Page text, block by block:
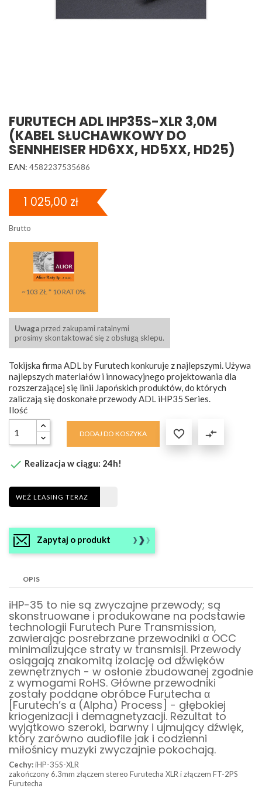
FURUTECH ADL IHP35S-XLR 3,0M
(KABEL SŁUCHAWKOWY DO
SENNHEISER HD6XX, HD5XX, HD25)
EAN: 4582237535686
1 025,00 zł
Brutto
~103 ZŁ * 10 RAT 0%
Uwaga przed zakupami ratalnymi
prosimy skontaktować się z obsługą sklepu.
Tokijska firma ADL by Furutech konkuruje z najlepszymi. Używa
najlepszych materiałów i innowacyjnego projektowania dla
rozszerzającej się linii Japońskich produktów, do których
zaliczają się doskonałe przewody ADL iHP35 Series.
Ilość
DODAJ DO KOSZYKA  compare_arrows
 Realizacja w ciągu: 24h!
WEŹ LEASING TERAZ
Zapytaj o produkt
OPIS
iHP-35 to nie są zwyczajne przewody; są
skonstruowane i produkowane na podstawie
technologii Furutech Pure Transmission,
zawierając posrebrzane przewodniki α OCC
minimalizujące straty w transmisji. Przewody
osiągają znakomitą izolację od dźwięków
zewnętrznych - w osłonie zbudowanej zgodnie
z wymogami RoHS. Główne przewodniki
zostały poddane obróbce Furutecha α
[Furutech’s α (Alpha) Process] - głębokiej
kriogenizacji i demagnetyzacji. Rezultat to
wyjątkowo szeroki, barwny i ujmujący dźwięk,
który zarówno audiofile jak i codzienni
miłośnicy muzyki zwyczajnie pokochają.
Cechy:iHP-35S-XLR
zakończony 6.3mm złączem stereo Furutecha XLR i złączem FT-2PS
Furutecha